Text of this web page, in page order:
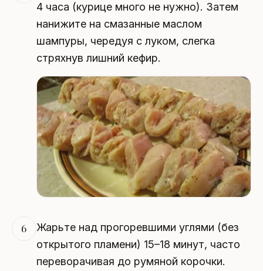
4 часа (курице много не нужно). Затем
нанижите на смазанные маслом
шампуры, чередуя с луком, слегка
стряхнув лишний кефир.
6
Жарьте над прогоревшими углями (без
открытого пламени) 15–18 минут, часто
переворачивая до румяной корочки.